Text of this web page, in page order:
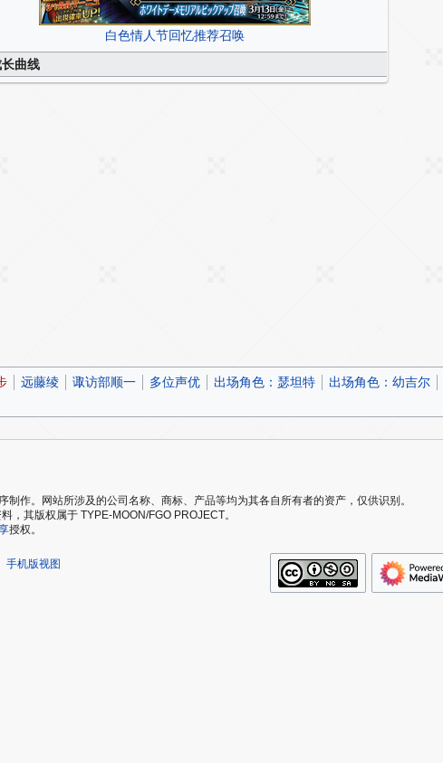
白色情人节回忆推荐召唤
曲线
远藤绫 诹访部顺一 多位声优 出场角色：瑟坦特 出场角色：幼吉尔
作。网站所涉及的公司名称、商标、产品等均为其各自所有者的资产，仅供识别。
，其版权属于 TYPE-MOON/FGO PROJECT。
授权。
手机版视图